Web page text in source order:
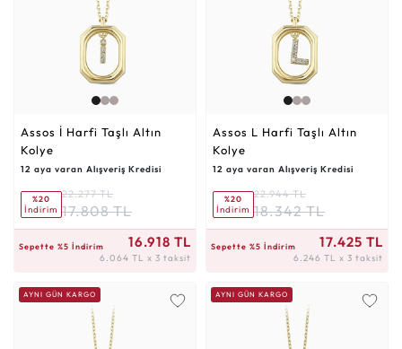
Assos İ Harfi Taşlı Altın
Kolye
12 aya varan Alışveriş Kredisi
%20
İndirim
22.277 TL
17.808 TL
Sepette %5 İndirim 16.918 TL
6.064 TL x 3 taksit
Assos L Harfi Taşlı Altın
Kolye
12 aya varan Alışveriş Kredisi
%20
İndirim
22.944 TL
18.342 TL
Sepette %5 İndirim 17.425 TL
6.246 TL x 3 taksit
AYNI GÜN KARGO AYNI GÜN KARGO